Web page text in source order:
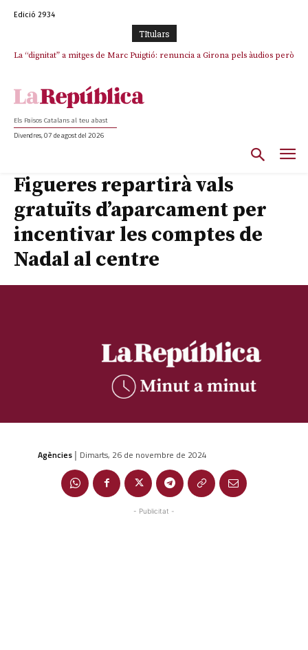
Edició 2934
TItulars
La “dignitat” a mitges de Marc Puigtió: renuncia a Girona pels àudios però
Els Països Catalans al teu abast
Divendres, 07 de agost del 2026
Figueres repartirà vals
gratuïts d’aparcament per
incentivar les comptes de
Nadal al centre
Agències | Dimarts, 26 de novembre de 2024
- Publicitat -